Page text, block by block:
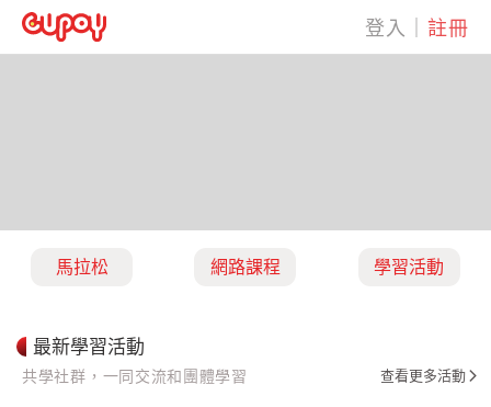
登入 ｜註冊
馬拉松 網路課程 學習活動
最新學習活動
共學社群，一同交流和團體學習 查看更多活動 arrow_forward_ios